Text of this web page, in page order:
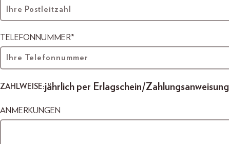
TELEFONNUMMER*
ZAHLWEISE:jährlich per Erlagschein/Zahlungsanweisung
ANMERKUNGEN